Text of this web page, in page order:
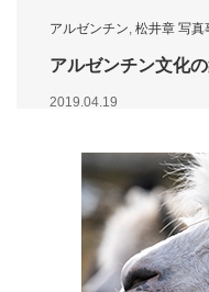
アルゼンチン, 松井章 写真
アルゼンチン文化
2019.04.19